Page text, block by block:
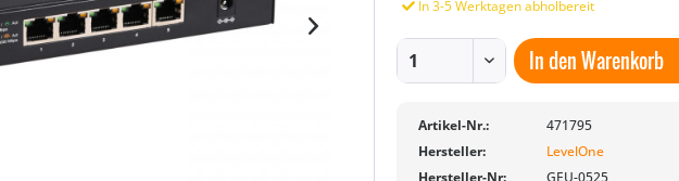
In 3-5 Werktagen abholbereit
In denWarenkorb
Artikel-Nr.:
471795
Hersteller:
LevelOne
Hersteller-Nr:
GEU-0525